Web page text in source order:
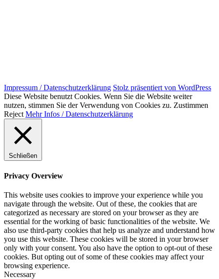
Impressum / Datenschutzerklärung Stolz präsentiert von WordPress
Diese Website benutzt Cookies. Wenn Sie die Website weiter
nutzen, stimmen Sie der Verwendung von Cookies zu. Zustimmen
Reject Mehr Infos / Datenschutzerklärung
Schließen
Privacy Overview
This website uses cookies to improve your experience while you
navigate through the website. Out of these, the cookies that are
categorized as necessary are stored on your browser as they are
essential for the working of basic functionalities of the website. We
also use third-party cookies that help us analyze and understand how
you use this website. These cookies will be stored in your browser
only with your consent. You also have the option to opt-out of these
cookies. But opting out of some of these cookies may affect your
browsing experience.
Necessary